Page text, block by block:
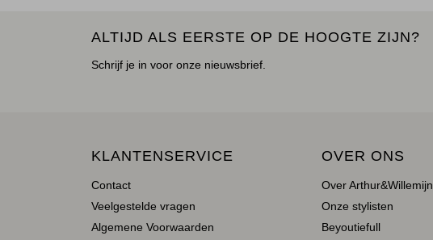
ALTIJD ALS EERSTE OP DE HOOGTE ZIJN?
Schrijf je in voor onze nieuwsbrief.
KLANTENSERVICE
Contact
Veelgestelde vragen
Algemene Voorwaarden
OVER ONS
Over Arthur&Willemijn
Onze stylisten
Beyoutiefull